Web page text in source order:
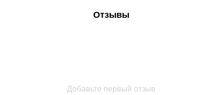
Отзывы
Добавьте первый отзыв